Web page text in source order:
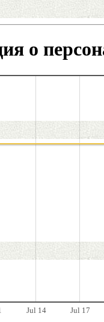
о
Jul 14 Jul 17